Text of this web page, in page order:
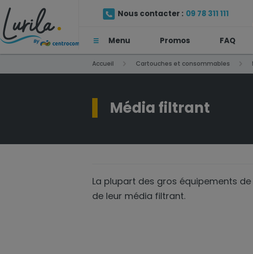
Nous contacter : 09 78 311 111
(Prix d'un appel local)
Menu Promos FAQ
Accueil Cartouches et consommables
Média filtrant
La plupart des gros équipements
de leur média filtrant.